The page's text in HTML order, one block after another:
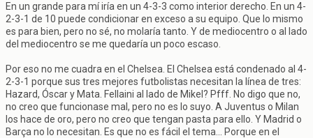
En un grande para mí iría en un 4-3-3 como interior derecho. En un 4-
2-3-1 de 10 puede condicionar en exceso a su equipo. Que lo mismo
es para bien, pero no sé, no molaría tanto. Y de mediocentro o al lado
del mediocentro se me quedaría un poco escaso.
Por eso no me cuadra en el Chelsea. El Chelsea está condenado al 4-
2-3-1 porque sus tres mejores futbolistas necesitan la línea de tres:
Hazard, Óscar y Mata. Fellaini al lado de Mikel? Pfff. No digo que no,
no creo que funcionase mal, pero no es lo suyo. A Juventus o Milan
los hace de oro, pero no creo que tengan pasta para ello. Y Madrid o
Barça no lo necesitan. Es que no es fácil el tema... Porque en el